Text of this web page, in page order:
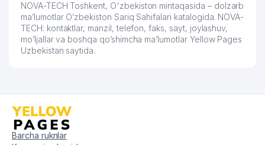
NOVA-TECH Toshkent, O'zbekiston mintaqasida – dolzarb
ma’lumotlar O’zbekiston Sariq Sahifalari katalogida. NOVA-
TECH: kontaktlar, manzil, telefon, faks, sayt, joylashuv,
mo’ljallar va boshqa qo’shimcha ma’lumotlar Yellow Pages
Uzbekistan saytida.
Barcha ruknlar